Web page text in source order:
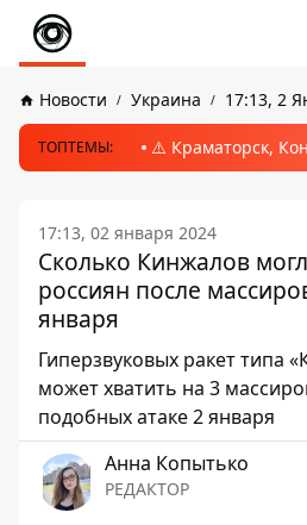
Новости Украина 17:13, 2
ТОПТЕМЫ: ⚠️ Краматорск,
17:13, 02 января 2024
Сколько Кинжалов
россиян после
января
Гиперзвуковых ракет типа
может хватить на 3
подобных атаке 2 января
Анна Копытько
РЕДАКТОР